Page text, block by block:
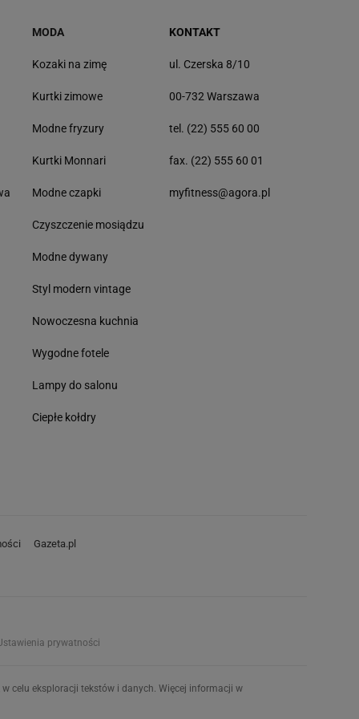
MODA
Kozaki na zimę
Kurtki zimowe
Modne fryzury
Kurtki Monnari
Modne czapki
Czyszczenie mosiądzu
Modne dywany
Styl modern vintage
Nowoczesna kuchnia
Wygodne fotele
Lampy do salonu
Ciepłe kołdry
KONTAKT
ul. Czerska 8/10
00-732 Warszawa
tel. (22) 555 60 00
fax. (22) 555 60 01
myfitness@agora.pl
Gazeta.pl
prywatności
celu eksploracji tekstów i danych. Więcej informacji w